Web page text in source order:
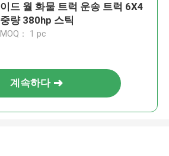
이드 월 화물 트럭 운송 트럭 6X4
중량 380hp 스틱
MOQ： 1 pc
계속하다